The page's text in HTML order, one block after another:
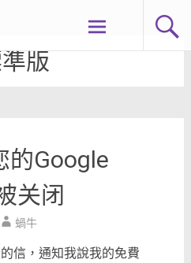
版
的Google
关闭
蝸牛
信，通知我說我的免費